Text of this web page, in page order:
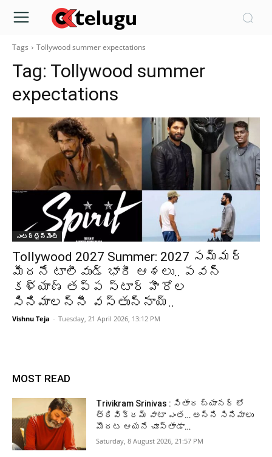
Tags Tollywood summer expectations
Tag: Tollywood summer
expectations
ఎంటర్టైన్మెంట్
Tollywood 2027 Summer: 2027 సమ్మర్
మీదనే టాలీవుడ్ భారీ ఆశలు.. పవన్
కళ్యాణ్ తప్ప స్టార్ హీరోల
సినిమాలన్నీ వస్తున్నాయ్..
Vishnu Teja - Tuesday, 21 April 2026, 13:12 PM
MOST READ
Trivikram Srinivas : సితార బ్యానర్ లో
త్రివిక్రమ్ వాటా ఎంత… అన్ని సినిమాలు
మొదట ఆయనే చూస్తాడా…
Saturday, 8 August 2026, 21:57 PM